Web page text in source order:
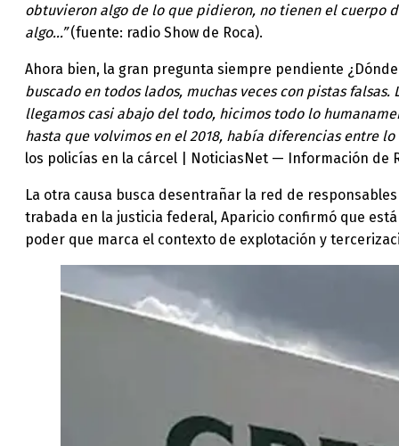
obtuvieron algo de lo que pidieron, no tienen el cuerpo
algo…”(fuente: radio Show de Roca).
Ahora bien, la gran pregunta siempre pendiente
buscado en todos lados, muchas veces con pistas
llegamos casi abajo del todo, hicimos todo lo
hasta que volvimos en el 2018, había diferencias entre
los policías en la cárcel | NoticiasNet — Información de
La otra causa busca desentrañar la red de
trabada en la justicia federal, Aparicio confirmó que
poder que marca el contexto de explotación y